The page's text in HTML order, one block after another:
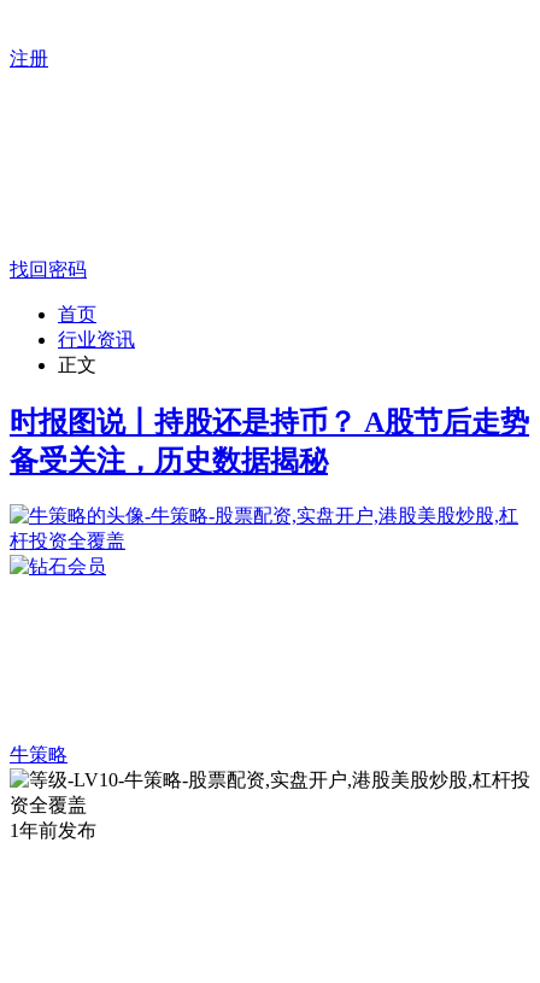
注册
找回密码
首页
行业资讯
正文
时报图说丨持股还是持币？ A股节后走势
备受关注，历史数据揭秘
牛策略
1年前发布